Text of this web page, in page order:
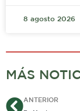
8 agosto 2026
MÁS
AntANTERIOR